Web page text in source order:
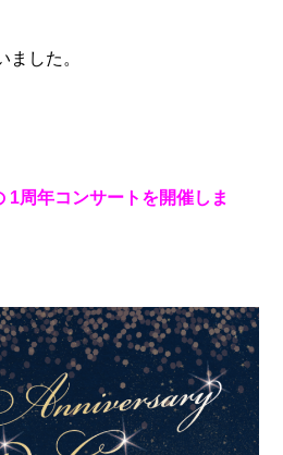
ました。
1周年コンサートを開催しま